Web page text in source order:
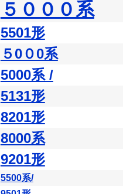
５０００系
5501形
５0０0系
5000系 /
5131形
8201形
8000系
9201形
5500系/